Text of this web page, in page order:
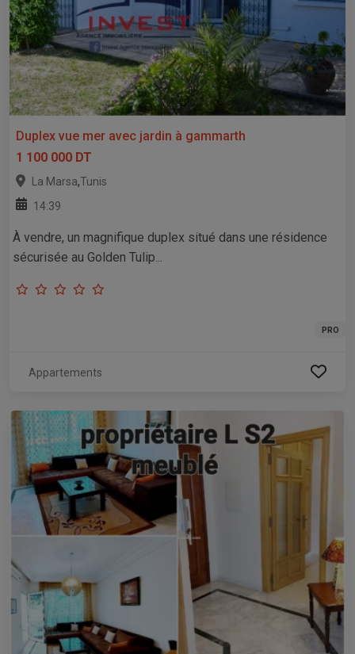
Duplex vue mer avec jardin à gammarth
1 100 000 DT
La Marsa,Tunis
14:39
À vendre, un magnifique duplex situé dans une résidence
sécurisée au Golden Tulip...
PRO
Appartements